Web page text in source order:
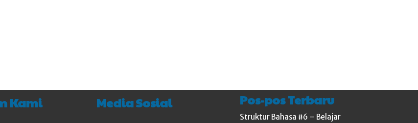
Kami Media Sosial Pos-pos Terbaru
Struktur Bahasa #6 – Belajar